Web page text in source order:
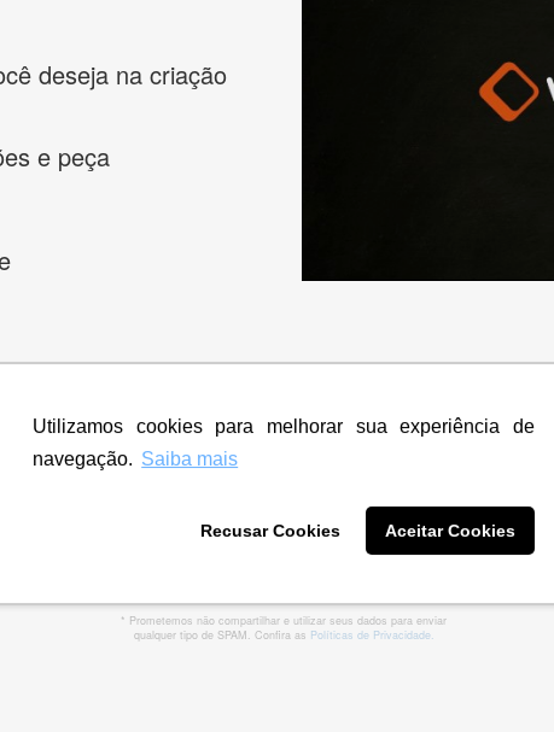
Utilizamos cookies para melhorar sua experiência de
navegação. Saiba mais
Recusar Cookies Aceitar Cookies
deseja na criação
e peça
os melhores designers de logotipos online para criar a
cartão de visita, folder, flyer, website e muito
* Prometemos não compartilhar e utilizar seus dados para enviar
qualquer tipo de SPAM. Confira as Políticas de Privacidade.